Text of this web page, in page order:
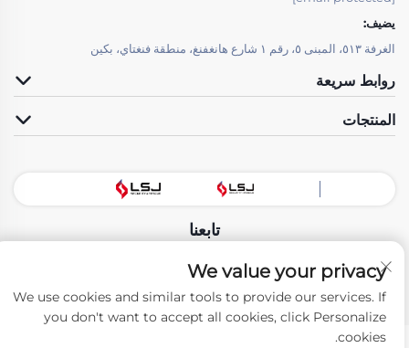
يضيف:
الغرفة ٥١٣، المبنى ٥، رقم ١ شارع هانغفنغ، منطقة فنغتاي، بكين
روابط سريعة
المنتجات
تابعنا
حقوق النسخ © شركة تكنولوجيا بيجين LSJ للتنمية المحدودة. جميع الحقوق محفوظة
-
سياسة الخصوصية
We value your privacy
We use cookies and similar tools to provide our services. If
you don't want to accept all cookies, click Personalize
cookies.